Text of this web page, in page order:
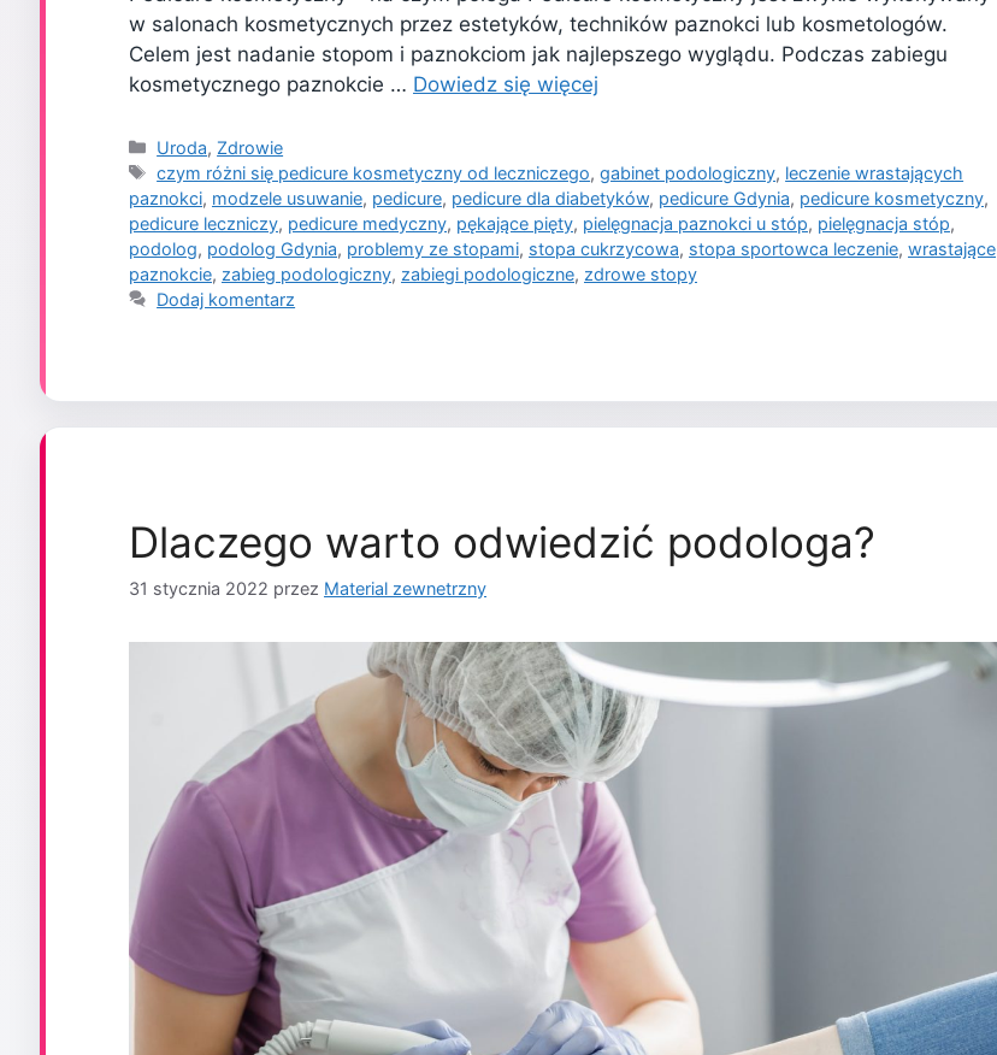
w salonach kosmetycznych przez estetyków, techników paznokci lub kosmetologów.
Celem jest nadanie stopom i paznokciom jak najlepszego wyglądu. Podczas zabiegu
kosmetycznego paznokcie … Dowiedz się więcej
Kategorie
Uroda, Zdrowie
Tagi
czym różni się pedicure kosmetyczny od leczniczego,gabinet podologiczny, leczenie wrastających
paznokci, modzele usuwanie, pedicure, pedicure dla diabetyków, pedicure Gdynia, pedicure kosmetyczny,
pedicure leczniczy, pedicure medyczny, pękające pięty, pielęgnacja paznokci u stóp, pielęgnacja stóp,
podolog, podolog Gdynia, problemy ze stopami, stopa cukrzycowa, stopa sportowca leczenie, wrastające
paznokcie, zabieg podologiczny, zabiegi podologiczne, zdrowe stopy
Dodaj komentarz
Dlaczego warto odwiedzić podologa?
31 stycznia 2022 przez Material zewnetrzny